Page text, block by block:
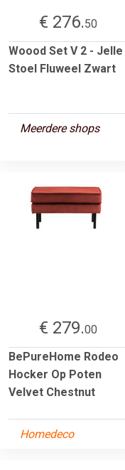
€ 276.50
Woood Set V 2 - Jelle
Stoel Fluweel Zwart
Meerdere shops
€ 279.00
BePureHome Rodeo
Hocker Op Poten
Velvet Chestnut
Homedeco